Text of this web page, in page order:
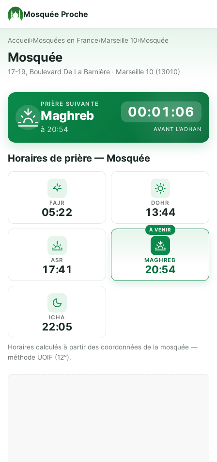
Mosquée Proche
Accueil›Mosquées en France›Marseille 10›Mosquée
Mosquée
17-19, Boulevard De La Barnière · Marseille 10 (13010)
PRIÈRE SUIVANTE
Maghreb
à 20:54
00:01:05
AVANT L'ADHAN
Horaires de prière — Mosquée
FAJR
05:22
DOHR
13:44
ASR
17:41
MAGHREB
20:54
ICHA
22:05
Horaires calculés à partir des coordonnées de la mosquée —
méthode UOIF (12°).